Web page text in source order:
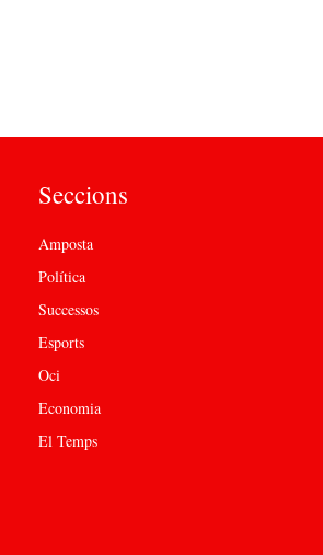
Seccions
Amposta
Política
Successos
Esports
Oci
Economia
El Temps